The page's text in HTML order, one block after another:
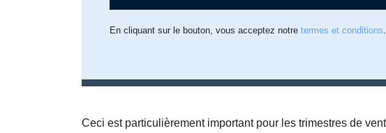
En cliquant sur le bouton, vous acceptez notretermes et conditions
Ceci est particulièrement important pour les trimestres de